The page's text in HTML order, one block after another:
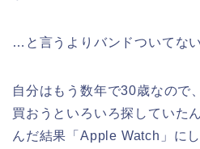
…と言うよりバンドついてな
自分はもう数年で30歳なので
買おうといろいろ探していた
んだ結果「Apple Watch」にし